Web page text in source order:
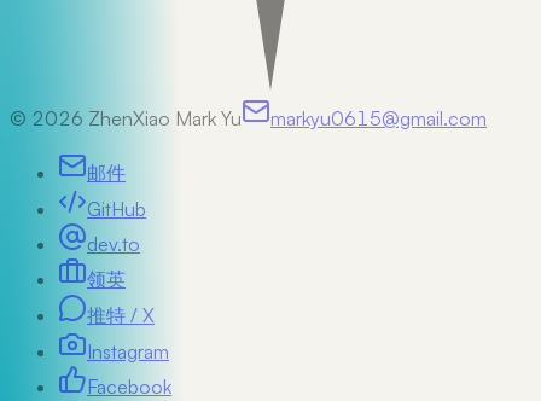
© 2026 ZhenXiao Mark Yu markyu0615@gmail.com
邮件
GitHub
dev.to
领英
推特 / X
Instagram
Facebook